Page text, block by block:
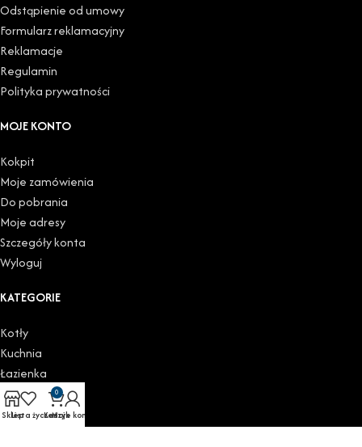
Odstąpienie od umowy
Formularz reklamacyjny
Reklamacje
Regulamin
Polityka prywatności
MOJE KONTO
Kokpit
Moje zamówienia
Do pobrania
Moje adresy
Szczegóły konta
Wyloguj
KATEGORIE
Kotły
Kuchnia
Łazienka
Podgrzewacze
Grzejniki
SklepLista życzeń
0
Koszyk
Moje konto